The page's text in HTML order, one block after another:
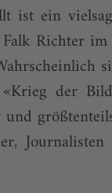
ist ein
Richter
der